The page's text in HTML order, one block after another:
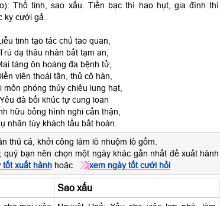
Thổ tinh, sao xấu. Tiền bạc thì hao hụt, gia đình thì
kỵ cưới gả.
tinh tạo tác chủ tao quan,
dạ thâu nhàn bất tạm an,
táng ôn hoàng đa bệnh tử,
viên thoái tận, thủ cô hàn,
môn phóng thủy chiêu lung hạt,
Yêu đà bối khúc tự cung loan
hữu bổng hình nghi cẩn thận,
nhân tùy khách tẩu bất hoàn.
thú cá, khởi công làm lò nhuộm lò gốm.
quý bạn nên chọn một ngày khác gần nhất để xuất hành
tốt xuất hànhhoặc xem ngày tốt cưới hỏi
Sao xấu